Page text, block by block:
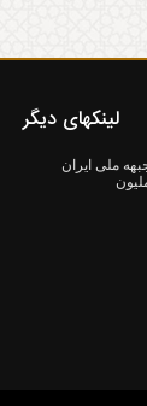
لینکهای دیگر
ملی ایران